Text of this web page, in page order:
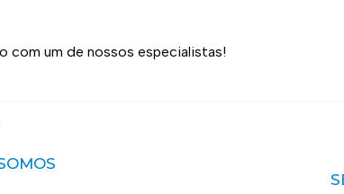
com um de nossos especialistas!